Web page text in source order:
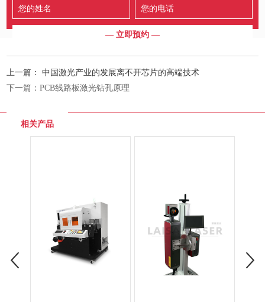
上一篇：中国激光产业的发展离不开芯片的高端技术
下一篇：PCB线路板激光钻孔原理
相关产品